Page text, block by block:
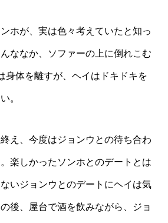
ホが、実は色々考えていたと知っ
ななか、ソファーの上に倒れこむ
身体を離すが、ヘイはドキドキを
。
え、今度はジョンウとの待ち合わ
楽しかったソンホとのデートとは
いジョンウとのデートにヘイは気
後、屋台で酒を飲みながら、ジョ